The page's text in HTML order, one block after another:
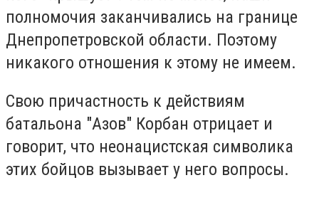
полномочия заканчивались на границе
Днепропетровской области. Поэтому
никакого отношения к этому не имеем.
Свою причастность к действиям
батальона "Азов" Корбан отрицает и
говорит, что неонацистская символика
этих бойцов вызывает у него вопросы.